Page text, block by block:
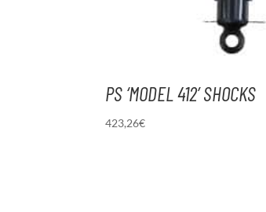
PS ‘MODEL 412’ SHOCKS
423,26€